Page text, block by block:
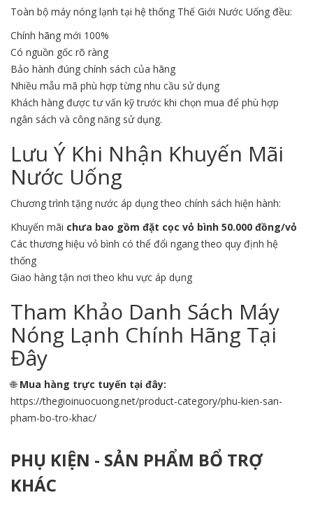
Toàn bộ máy nóng lạnh tại hệ thống Thế Giới Nước Uống đều:
Chính hãng mới 100%
Có nguồn gốc rõ ràng
Bảo hành đúng chính sách của hãng
Nhiều mẫu mã phù hợp từng nhu cầu sử dụng
Khách hàng được tư vấn kỹ trước khi chọn mua để phù hợp
ngân sách và công năng sử dụng.
Lưu Ý Khi Nhận Khuyến Mãi
Nước Uống
Chương trình tặng nước áp dụng theo chính sách hiện hành:
Khuyến mãi chưa bao gồm đặt cọc vỏ bình 50.000 đồng/vỏ
Các thương hiệu vỏ bình có thể đổi ngang theo quy định hệ
thống
Giao hàng tận nơi theo khu vực áp dụng
Tham Khảo Danh Sách Máy
Nóng Lạnh Chính Hãng Tại
Đây
🌐 Mua hàng trực tuyến tại đây:
https://thegioinuocuong.net/product-category/phu-kien-san-
pham-bo-tro-khac/
PHỤ KIỆN - SẢN PHẨM BỔ TRỢ
KHÁC